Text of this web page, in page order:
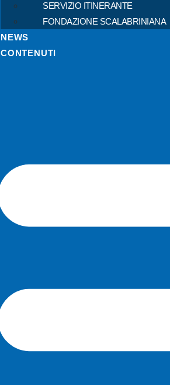
SERVIZIO ITINERANTE
FONDAZIONE SCALABRINIANA
NEWS
CONTENUTI